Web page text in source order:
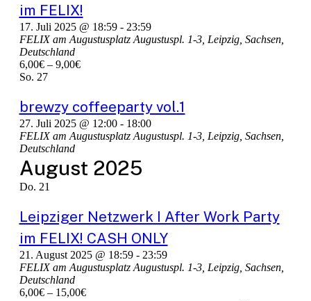
im FELIX!
17. Juli 2025 @ 18:59- 23:59
FELIX am Augustusplatz Augustuspl. 1-3, Leipzig, Sachsen,
Deutschland
6,00€ – 9,00€
So. 27
brewzy coffeeparty vol.1
27. Juli 2025 @ 12:00- 18:00
FELIX am Augustusplatz Augustuspl. 1-3, Leipzig, Sachsen,
Deutschland
August 2025
Do. 21
Leipziger Netzwerk I After Work Party
im FELIX! CASH ONLY
21. August 2025 @ 18:59- 23:59
FELIX am Augustusplatz Augustuspl. 1-3, Leipzig, Sachsen,
Deutschland
6,00€ – 15,00€